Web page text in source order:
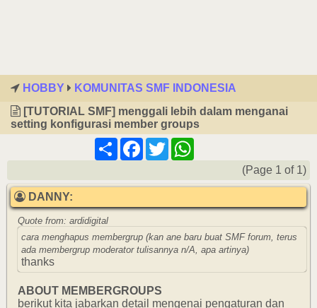
HOBBY
KOMUNITAS SMF INDONESIA
[TUTORIAL SMF] menggali lebih dalam menganai
setting konfigurasi member groups
ShareFacebook
TwitterWhatsApp
(Page 1 of 1)
DANNY:
Quote from: ardidigital
cara menghapus membergrup (kan ane baru buat SMF forum, terus
ada membergrup moderator tulisannya n/A, apa artinya)
thanks
ABOUT MEMBERGROUPS
berikut kita jabarkan detail mengenai pengaturan dan